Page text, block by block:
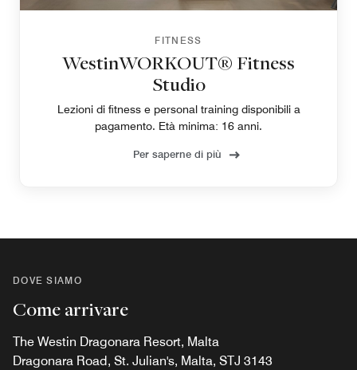
FITNESS
WestinWORKOUT® Fitness
Studio
Lezioni di fitness e personal training disponibili a
pagamento. Età minima: 16 anni.
Per saperne di più
DOVE SIAMO
Come arrivare
The Westin Dragonara Resort, Malta
Dragonara Road, St. Julian's, Malta, STJ 3143